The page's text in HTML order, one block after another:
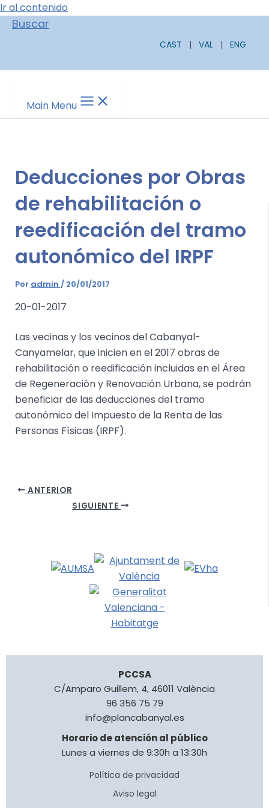
Ir al contenido
Buscar
CAST | VAL | ENG
Main Menu
Deducciones por Obras
de rehabilitación o
reedificación del tramo
autonómico del IRPF
Por admin / 20/01/2017
20-01-2017
Las vecinas y los vecinos del Cabanyal-
Canyamelar, que inicien en el 2017 obras de
rehabilitación o reedificación incluidas en el Área
de Regeneración y Renovación Urbana, se podrán
beneficiar de las deducciones del tramo
autonómico del Impuesto de la Renta de las
Personas Físicas (IRPF).
ANTERIOR
SIGUIENTE
PCCSA
C/Amparo Guillem, 4, 46011 València
96 356 75 79
info@plancabanyal.es
Horario de atención al público
Lunes a viernes de 9:30h a 13:30h
Política de privacidad
Aviso legal